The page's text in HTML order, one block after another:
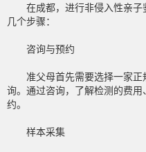
在成都，进行非侵入性亲子
几个步骤：
咨询与预约
准父母首先需要选择一家正
询。通过咨询，了解检测的费
约。
样本采集